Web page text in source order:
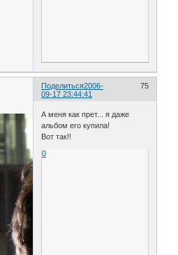
Поделиться 75
2006-
09-17 23:44:41
А меня как прет... я даже
альбом его купила!
Вот так!!
0